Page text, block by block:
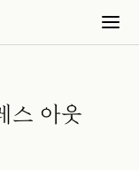
스 아웃